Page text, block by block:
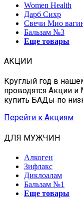
Women Health
Дарб Сихр
Свечи Мио
Бальзам №3
Еще товары
АКЦИИ
Круглый год в
проводятся Акции
купить БАДы по
Перейти к Акциям
ДЛЯ МУЖЧИН
Алкоген
Зифлакс
Диклоалам
Бальзам №1
Еще товары